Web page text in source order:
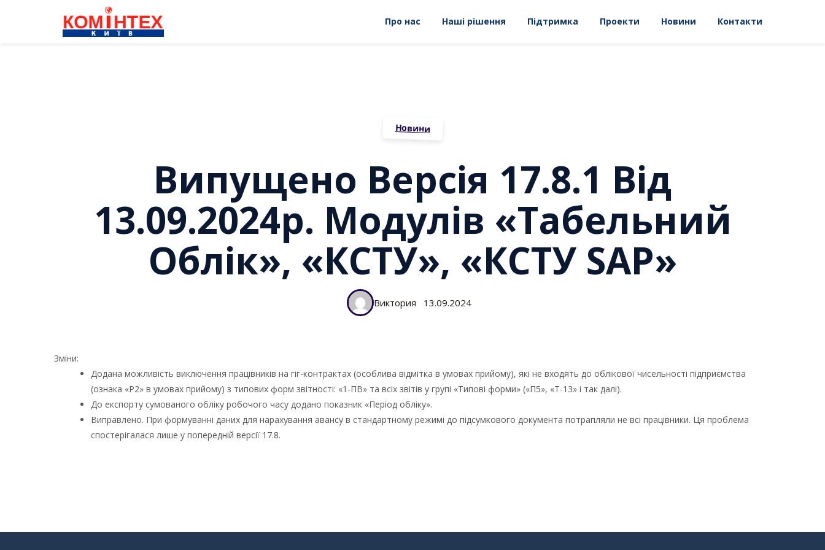
Про нас Наші рішення Підтримка Проекти Новини Контакти
Новини
Випущено Версія 17.8.1 Від
13.09.2024р. Модулів «Табельний
Облік», «КСТУ», «КСТУ SAP»
Виктория 13.09.2024
Зміни:
Додана можливість виключення працівників на гіг-контрактах (особлива відмітка в умовах прийому), які не входять до облікової чисельності підприємства
(ознака «P2» в умовах прийому) з типових форм звітності: «1-ПВ» та всіх звітів у групі «Типові форми» («П5», «Т-13» і так далі).
До експорту сумованого обліку робочого часу додано показник «Період обліку».
Виправлено. При формуванні даних для нарахування авансу в стандартному режимі до підсумкового документа потрапляли не всі працівники. Ця проблема
спостерігалася лише у попередній версії 17.8.